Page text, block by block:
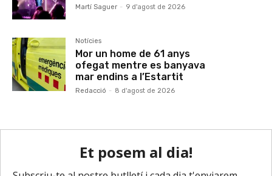
Martí Saguer - 9 d'agost de 2026
Notícies
Mor un home de 61 anys
ofegat mentre es banyava
mar endins a l’Estartit
Redacció - 8 d'agost de 2026